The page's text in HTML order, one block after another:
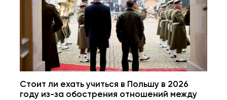
Стоит ли ехать учиться в Польшу в 2026
году из-за обострения отношений между